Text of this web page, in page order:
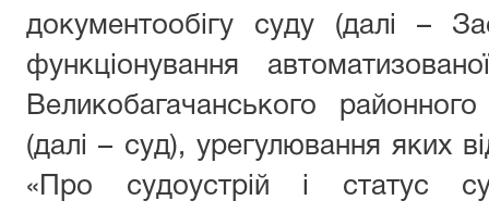
документообігу суду (далі –
функціонування
Великобагачанського
(далі – суд), урегулювання яких
«Про судоустрій і статус